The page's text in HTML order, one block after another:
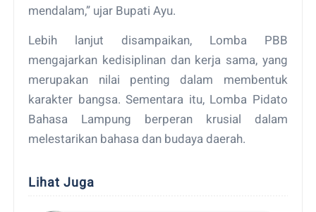
mendalam,” ujar Bupati Ayu.
Lebih lanjut disampaikan, Lomba PBB
mengajarkan kedisiplinan dan kerja sama, yang
merupakan nilai penting dalam membentuk
karakter bangsa. Sementara itu, Lomba Pidato
Bahasa Lampung berperan krusial dalam
melestarikan bahasa dan budaya daerah.
Lihat Juga